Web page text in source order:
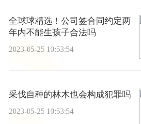
全球球精选！公司签合同约定两
年内不能生孩子合法吗
2023-05-25 10:53:54
采伐自种的林木也会构成犯罪吗
2023-05-25 10:53:54